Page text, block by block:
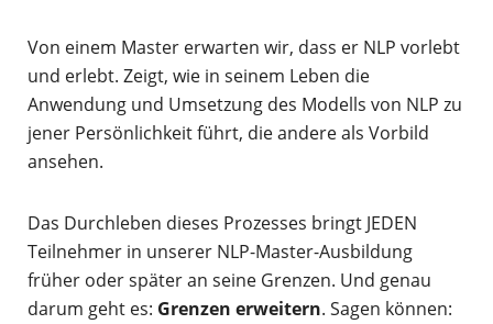
Von einem Master erwarten wir, dass er NLP vorlebt
und erlebt. Zeigt, wie in seinem Leben die
Anwendung und Umsetzung des Modells von NLP zu
jener Persönlichkeit führt, die andere als Vorbild
ansehen.
Das Durchleben dieses Prozesses bringt JEDEN
Teilnehmer in unserer NLP-Master-Ausbildung
früher oder später an seine Grenzen. Und genau
darum geht es: Grenzen erweitern. Sagen können: